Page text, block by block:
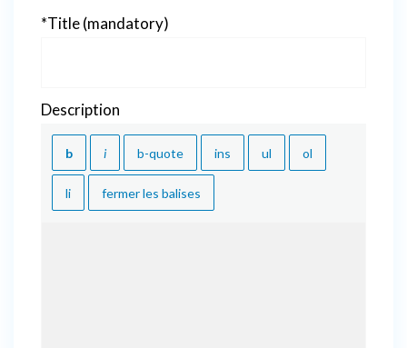
*Title (mandatory)
Description